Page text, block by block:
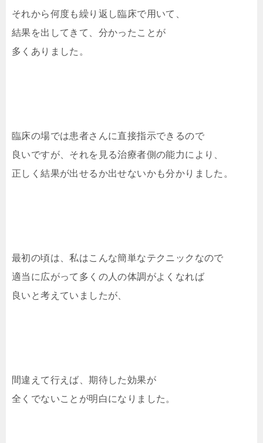
それから何度も繰り返し臨床で用いて、
結果を出してきて、分かったことが
多くありました。
臨床の場では患者さんに直接指示できるので
良いですが、それを見る治療者側の能力により、
正しく結果が出せるか出せないかも分かりました。
最初の頃は、私はこんな簡単なテクニックなので
適当に広がって多くの人の体調がよくなれば
良いと考えていましたが、
間違えて行えば、期待した効果が
全くでないことが明白になりました。